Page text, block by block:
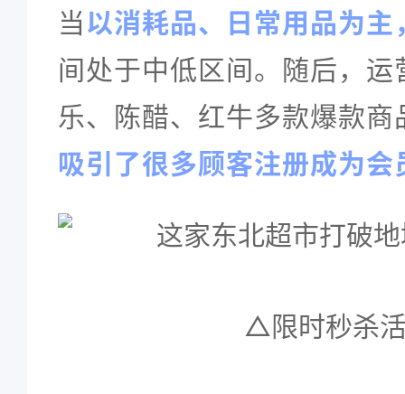
当以消耗品、日常用品为主
间处于中低区间。随后，
乐、陈醋、红牛多款爆款
吸引了很多顾客注册成为会
△限时秒杀